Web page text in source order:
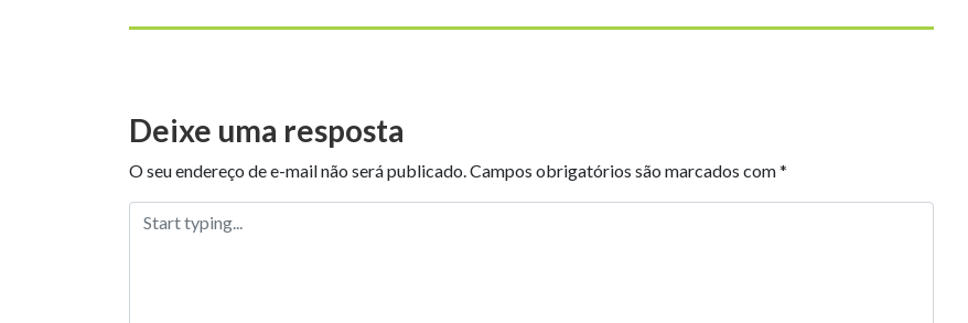
Deixe uma resposta
O seu endereço de e-mail não será publicado.Campos obrigatórios são marcados com*